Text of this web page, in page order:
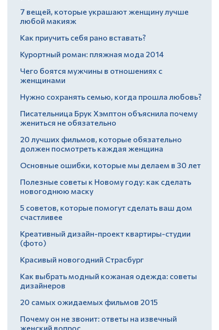
7 вещей, которые украшают женщину лучше
любой макияж
Как приучить себя рано вставать?
Курортный роман: пляжная мода 2014
Чего боятся мужчины в отношениях с
женщинами
Нужно сохранять семью, когда прошла любовь?
Писательница Брук Хэмптон объяснила почему
жениться не обязательно
20 лучших фильмов, которые обязательно
должен посмотреть каждая женщина
Основные ошибки, которые мы делаем в 30 лет
Полезные советы к Новому году: как сделать
новогоднюю маску
5 советов, которые помогут сделать ваш дом
счастливее
Креативный дизайн-проект квартиры-студии
(фото)
Красивый новогодний Страсбург
Как выбрать модный кожаная одежда: советы
дизайнеров
20 самых ожидаемых фильмов 2015
Почему он не звонит: ответы на извечный
женский вопрос